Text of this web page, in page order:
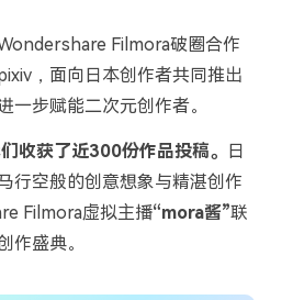
Filmora破圈合作
，面向日本创作者共同推出
一步赋能二次元创作者。
收获了近300份作品投稿。 日
行空般的创意想象与精湛创作
Filmora虚拟主播“mora酱”联
作盛典。